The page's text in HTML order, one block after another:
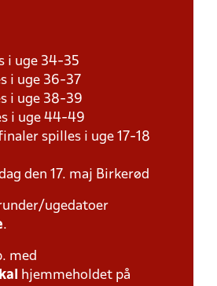
i uge 34-35
i uge 36-37
i uge 38-39
i uge 44-49
spilles i uge 17-18
den 17. maj Birkerød
ugedatoer
.
med
hjemmeholdet på